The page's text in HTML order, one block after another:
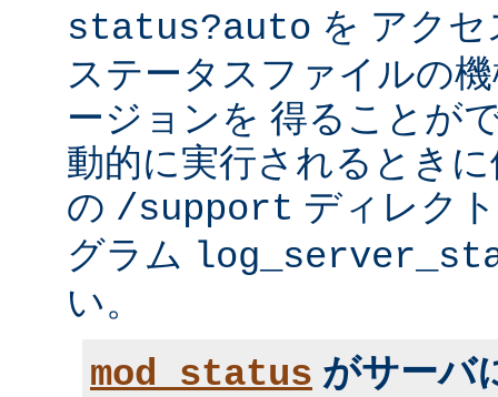
status?auto を アク
ステータスファイルの
ージョンを 得ることが
動的に実行されるとき
の /support ディレク
グラム
い。
mod_status がサーバ